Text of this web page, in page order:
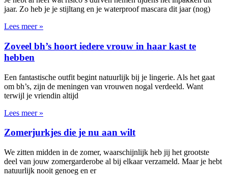
jaar. Zo heb je je stijltang en je waterproof mascara dit jaar (nog)
Lees meer »
Zoveel bh’s hoort iedere vrouw in haar kast te
hebben
Een fantastische outfit begint natuurlijk bij je lingerie. Als het gaat
om bh’s, zijn de meningen van vrouwen nogal verdeeld. Want
terwijl je vriendin altijd
Lees meer »
Zomerjurkjes die je nu aan wilt
We zitten midden in de zomer, waarschijnlijk heb jij het grootste
deel van jouw zomergarderobe al bij elkaar verzameld. Maar je hebt
natuurlijk nooit genoeg en er